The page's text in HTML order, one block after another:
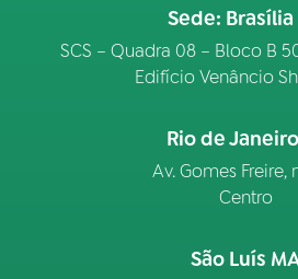
Sede: Brasília
SCS – Quadra 08 – Bloco B
Edifício Venâncio
Rio de
Av. Gomes Freire,
Centro
São Luís